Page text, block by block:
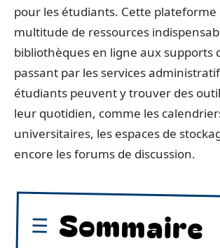
pour les étudiants. Cette
multitude de ressources
bibliothèques en ligne aux supports
passant par les services
étudiants peuvent y trouver des
leur quotidien, comme les
universitaires, les espaces de
encore les forums de discussion.
Sommaire